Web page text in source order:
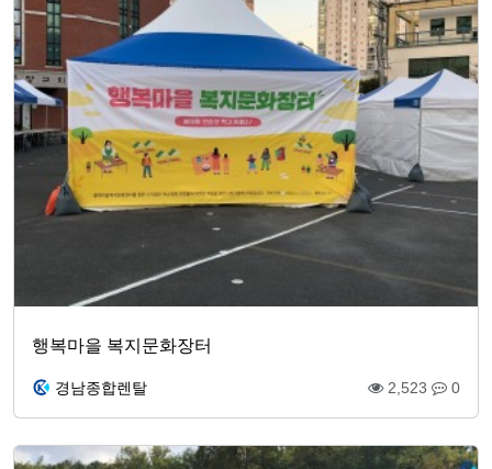
행복마을 복지문화장터
경남종합렌탈 2,523 0